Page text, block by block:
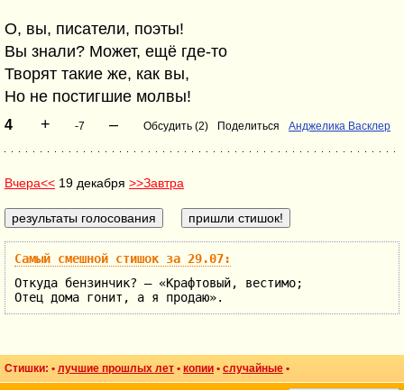
О, вы, писатели, поэты!
Вы знали? Может, ещё где-то
Творят такие же, как вы,
Но не постигшие молвы!
4 + -7 – Обсудить (2) Поделиться Анджелика Васклер
Вчера<< 19 декабря >>Завтра
Самый смешной стишок за 29.07:
Откуда бензинчик? — «Крафтовый, вестимо;
Отец дома гонит, а я продаю».
Стишки: • лучшие прошлых лет • копии • случайные •